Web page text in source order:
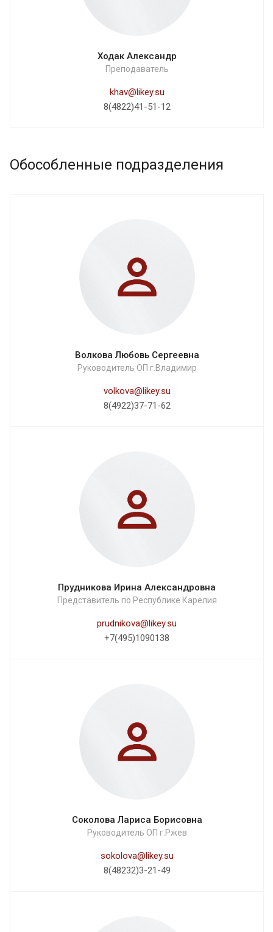
Ходак Александр
Преподаватель
khav@likey.su
8(4822)41-51-12
Обособленные подразделения
Волкова Любовь Сергеевна
Руководитель ОП г.Владимир
volkova@likey.su
8(4922)37-71-62
Прудникова Ирина Александровна
Представитель по Республике Карелия
prudnikova@likey.su
+7(495)1090138
Соколова Лариса Борисовна
Руководитель ОП г.Ржев
sokolova@likey.su
8(48232)3-21-49